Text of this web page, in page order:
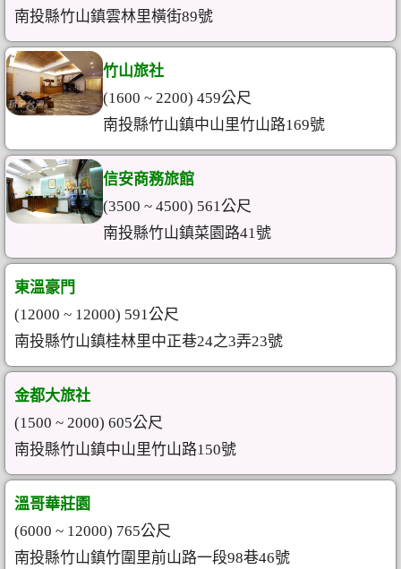
南投縣竹山鎮雲林里橫街89號
竹山旅社
(1600 ~ 2200) 459公尺
南投縣竹山鎮中山里竹山路169號
信安商務旅館
(3500 ~ 4500) 561公尺
南投縣竹山鎮菜園路41號
東溫豪門
(12000 ~ 12000) 591公尺
南投縣竹山鎮桂林里中正巷24之3弄23號
金都大旅社
(1500 ~ 2000) 605公尺
南投縣竹山鎮中山里竹山路150號
溫哥華莊園
(6000 ~ 12000) 765公尺
南投縣竹山鎮竹圍里前山路一段98巷46號